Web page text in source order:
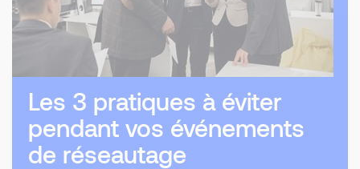
Les 3 pratiques à éviter
pendant vos événements
de réseautage